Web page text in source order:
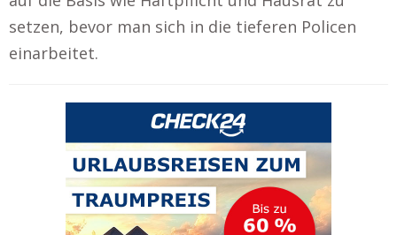
setzen, bevor man sich in die tieferen Policen
einarbeitet.